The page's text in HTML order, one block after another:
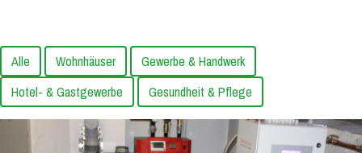
Alle Wohnhäuser
Gewerbe & Handwerk
Hotel- & Gastgewerbe
Gesundheit & Pflege